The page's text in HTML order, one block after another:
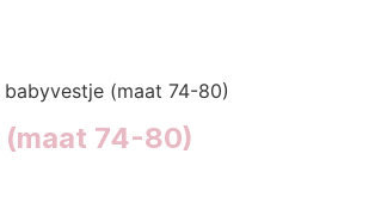
(maat 74-80)
74-80)